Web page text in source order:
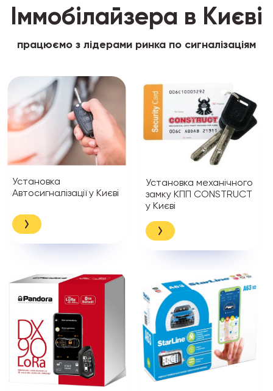
Іммобілайзера в Києві
працюємо з лідерами ринка по сигналізаціям
Установка
Автосигналізації у Києві
Установка механічного
замку КПП CONSTRUCT
у Києві